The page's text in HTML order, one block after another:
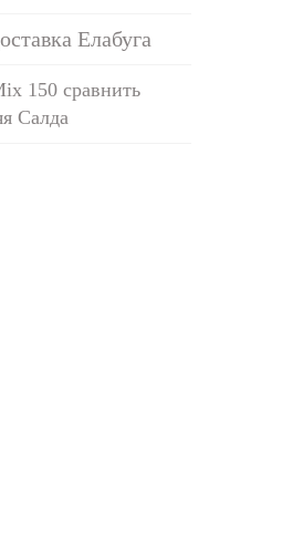
Елабуга
150 сравнить
Салда